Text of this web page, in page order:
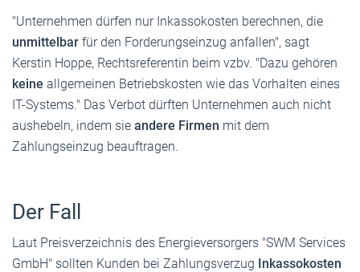
"Unternehmen dürfen nur Inkassokosten berechnen, die
unmittelbar für den Forderungseinzug anfallen", sagt
Kerstin Hoppe, Rechtsreferentin beim vzbv. "Dazu gehören
keine allgemeinen Betriebskosten wie das Vorhalten eines
IT-Systems." Das Verbot dürften Unternehmen auch nicht
aushebeln, indem sie andere Firmen mit dem
Zahlungseinzug beauftragen.
Der Fall
Laut Preisverzeichnis des Energieversorgers "SWM Services
GmbH" sollten Kunden bei Zahlungsverzug Inkassokosten